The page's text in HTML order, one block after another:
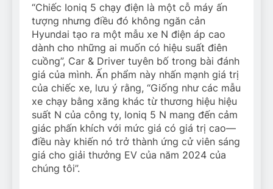
“Chiếc Ioniq 5 chạy điện là một cỗ máy ấn
tượng nhưng điều đó không ngăn cản
Hyundai tạo ra một mẫu xe N điện áp cao
dành cho những ai muốn có hiệu suất điên
cuồng”, Car & Driver tuyên bố trong bài đánh
giá của mình. Ấn phẩm này nhấn mạnh giá trị
của chiếc xe, lưu ý rằng, “Giống như các mẫu
xe chạy bằng xăng khác từ thương hiệu hiệu
suất N của công ty, Ioniq 5 N mang đến cảm
giác phấn khích với mức giá có giá trị cao—
điều này khiến nó trở thành ứng cử viên sáng
giá cho giải thưởng EV của năm 2024 của
chúng tôi”.